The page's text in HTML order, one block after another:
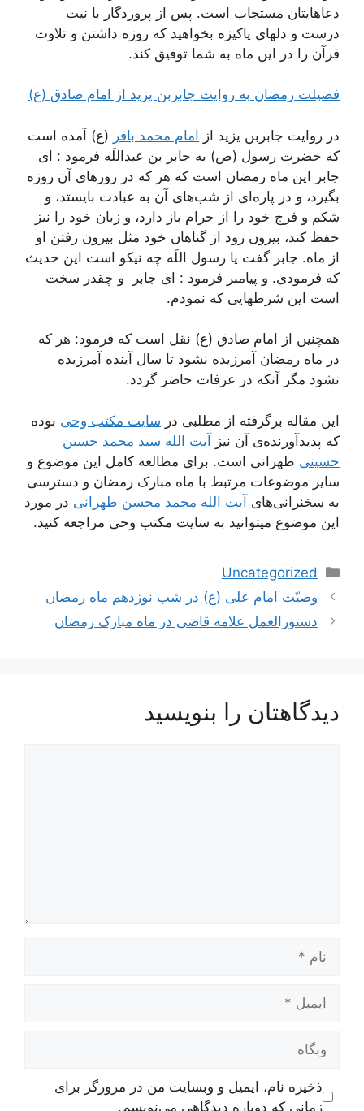
دعاهایتان مستجاب است. پس از پروردگار با نیت
درست و دلهای پاکیزه بخواهید که روزه داشتن و تلاوت
قرآن را در این ماه به شما توفیق کند.
فضیلت رمضان به روایت جابربن یزید از امام صادق (ع)
در روایت جابربن یزید از امام محمد باقر (ع) آمده است
که حضرت رسول (ص) به جابر بن عبداللَه فرمود : اى
جابر این ماه رمضان است که هر که در روزهای آن روزه
بگیرد، و در پاره‌ای از شب‌های آن به عبادت بایستد، و
شکم و فرج خود را از حرام باز دارد، و زبان خود را نیز
حفظ کند، بیرون رود از گناهان خود مثل بیرون رفتن او
از ماه. جابر گفت یا رسول اللَه چه نیکو است این حدیث
که فرمودى. و پیامبر فرمود : اى جابر و چقدر سخت
است این شرطهایى که نمودم.
همچنین از امام صادق (ع) نقل است که فرمود: هر که
در ماه رمضان آمرزیده نشود تا سال آینده آمرزیده
نشود مگر آنکه در عرفات حاضر گردد.
این مقاله برگرفته از مطلبی در سایت مکتب وحی بوده
که پدیدآورنده‌ی آن نیز آیت الله سید محمد حسین
حسینی طهرانی است. برای مطالعه کامل این موضوع و
سایر موضوعات مرتبط با ماه مبارک رمضان و دسترسی
به سخنرانی‌های آیت الله محمد محسن طهرانی در مورد
این موضوع میتوانید به سایت مکتب وحی مراجعه کنید.
دسته‌ها
Uncategorized
وصیّت امام علی (ع) در شب نوزدهم ماه رمضان
دستورالعمل علامه قاضی در ماه مبارک رمضان
دیدگاهتان را بنویسید
وبگاه
ذخیره نام، ایمیل و وبسایت من در مرورگر برای
زمانی که دوباره دیدگاهی می‌نویسم.